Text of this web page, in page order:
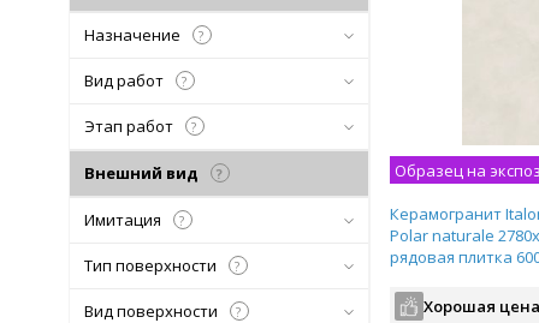
Образец на
Керамогранит
Polar naturale
рядовая плитка
Хорошая
Назначение ?
Вид работ ?
Этап работ ?
Внешний вид ?
Имитация ?
Тип поверхности ?
Вид поверхности ?